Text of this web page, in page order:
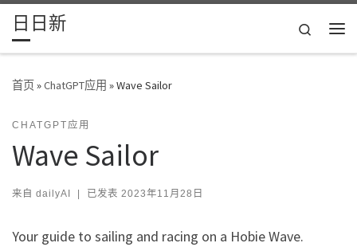
Skip to content
日日新
Search
首页»ChatGPT应用 »Wave Sailor
CHATGPT应用
Wave Sailor
来自 dailyAI | 已发表 2023年11月28日
Your guide to sailing and racing on a Hobie Wave.